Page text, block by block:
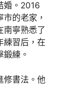
婚。2016
的老家，
南寧熟悉了
練習后，在
練。
修書法。他